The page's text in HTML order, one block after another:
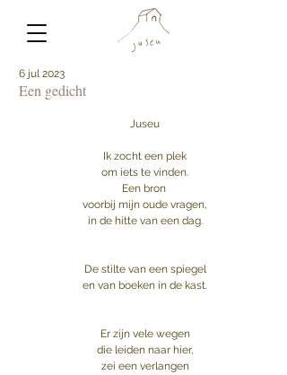
Een gedicht
6 jul 2023
Juseu
Ik zocht een plek
om iets te vinden.
Een bron
voorbij mijn oude vragen,
in de hitte van een dag.
De stilte van een spiegel
en van boeken in de kast.
Er zijn vele wegen
die leiden naar hier,
zei een verlangen